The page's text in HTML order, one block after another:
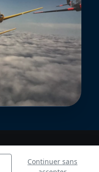
Continuer sans